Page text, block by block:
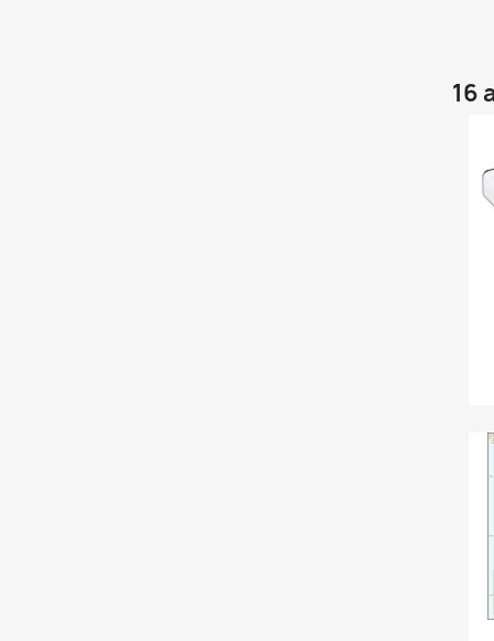
16